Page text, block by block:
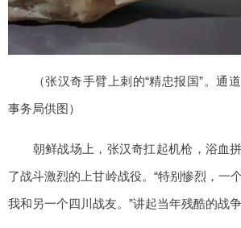
（张汉奇手臂上刺的“精忠报国”。通
事务局供图）
朝鲜战场上，张汉奇扛起机枪，浴血
了战斗激烈的上甘岭战役。“特别惨烈，一
我和另一个四川战友。”讲起当年残酷的战